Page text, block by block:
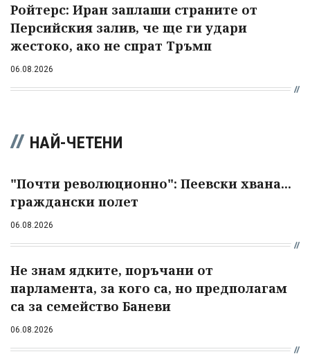
Ройтерс: Иран заплаши страните от
Персийския залив, че ще ги удари
жестоко, ако не спрат Тръмп
06.08.2026
НАЙ-ЧЕТЕНИ
"Почти революционно": Пеевски хвана...
граждански полет
06.08.2026
Не знам ядките, поръчани от
парламента, за кого са, но предполагам
са за семейство Баневи
06.08.2026